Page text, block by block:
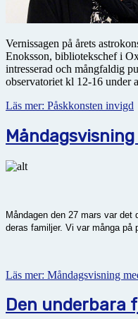
Vernissagen på årets
Enoksson, bibliotekschef i
intresserad och mångfaldig
observatoriet kl 12-16 under
Läs mer: Påskkonsten invigd
Måndagen den 27 mars var det
deras familjer. Vi var många på
Läs mer: Måndagsvisning
Den underbara